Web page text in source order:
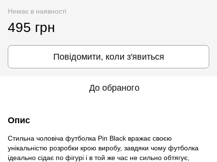
Немає в наявності
495 грн
Повідомити, коли з'явиться
До обраного
Опис
Стильна чоловіча футболка Pin Black вражає своєю
унікальністю розробки крою виробу, завдяки чому футболка
ідеально сідає по фігурі і в той же час не сильно обтягує,